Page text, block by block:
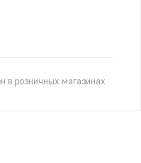
в розничных магазинах